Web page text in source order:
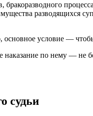
разводящихся
условие —
по нему — не
судьи